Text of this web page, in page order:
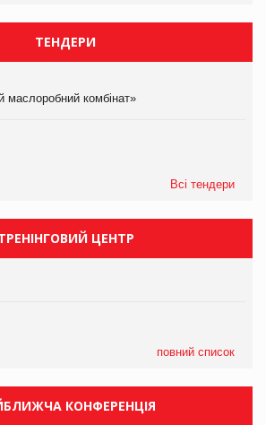
ТЕНДЕРИ
маслоробний комбінат»
Всі тендери
ЦЕНТР
повний список
КОНФЕРЕНЦІЯ